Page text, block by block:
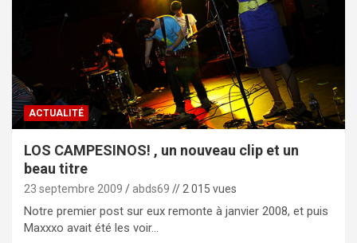
ACTUALITÉ
LOS CAMPESINOS! , un nouveau clip et un
beau titre
23 septembre 2009 abds69 // 2 015 vues
Notre premier post sur eux remonte à janvier 2008, et puis
Maxxxo avait été les voir…